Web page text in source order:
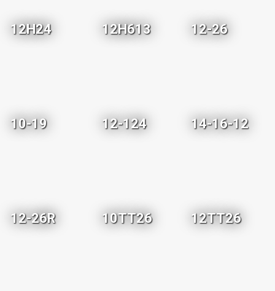
12H24 12H613 12-26
10-19 12-124 14-16-12
12-26R 10TT26 12TT26